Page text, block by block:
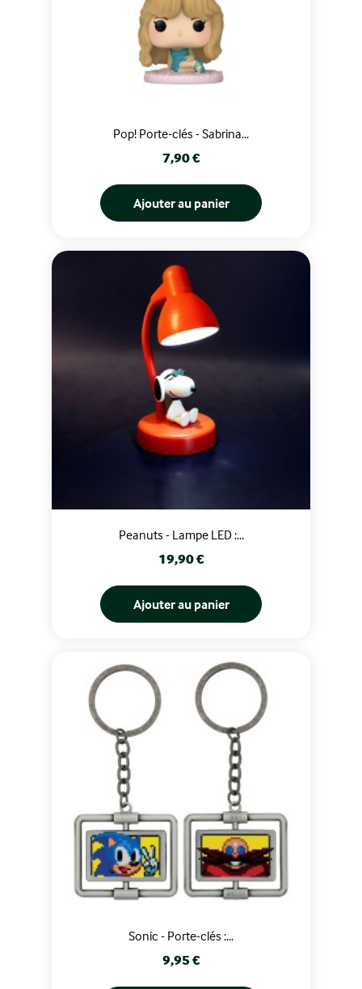
Pop! Porte-clés - Sabrina...
Prix
7,90 €
Ajouter au panier
Peanuts - Lampe LED :...
Prix
19,90 €
Ajouter au panier
Sonic - Porte-clés :...
Prix
9,95 €